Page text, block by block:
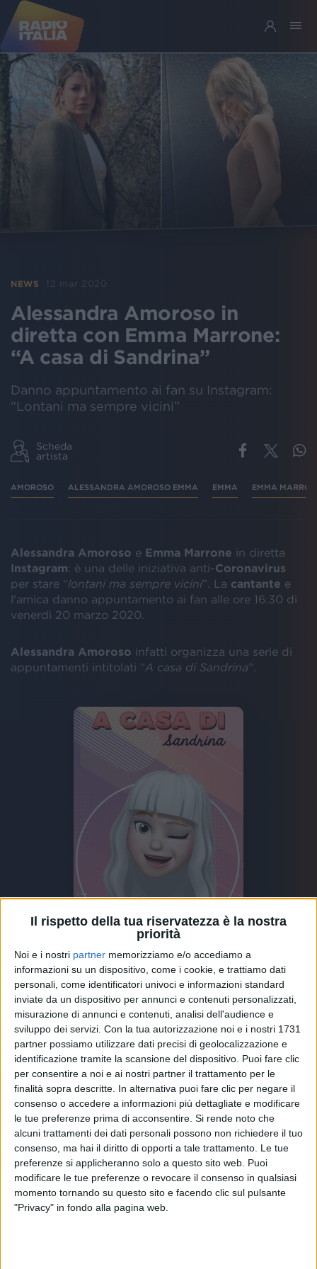
Il rispetto della tua riservatezza è la nostra
priorità
Noi e i nostri partner memorizziamo e/o accediamo a
informazioni su un dispositivo, come i cookie, e trattiamo dati
personali, come identificatori univoci e informazioni standard
inviate da un dispositivo per annunci e contenuti personalizzati,
misurazione di annunci e contenuti, analisi dell'audience e
sviluppo dei servizi. Con la tua autorizzazione noi e i nostri 1731
partner possiamo utilizzare dati precisi di geolocalizzazione e
identificazione tramite la scansione del dispositivo. Puoi fare clic
per consentire a noi e ai nostri partner il trattamento per le
finalità sopra descritte. In alternativa puoi fare clic per negare il
consenso o accedere a informazioni più dettagliate e modificare
le tue preferenze prima di acconsentire. Si rende noto che
alcuni trattamenti dei dati personali possono non richiedere il tuo
consenso, ma hai il diritto di opporti a tale trattamento. Le tue
preferenze si applicheranno solo a questo sito web. Puoi
modificare le tue preferenze o revocare il consenso in qualsiasi
momento tornando su questo sito e facendo clic sul pulsante
"Privacy" in fondo alla pagina web.
NEWS 12 mar 2020
Alessandra Amoroso in
diretta con Emma Marrone:
“A casa di Sandrina”
Danno appuntamento ai fan su Instagram:
“Lontani ma sempre vicini”
Scheda
artista
AMOROSO ALESSANDRA AMOROSO EMMA EMMA EMMA
Alessandra Amoroso e Emma Marrone in diretta
Instagram: è una delle iniziativa anti-Coronavirus
per stare “lontani ma sempre vicini”. La cantante e
l'amica danno appuntamento ai fan alle ore 16:30 di
venerdì 20 marzo 2020.
Alessandra Amoroso infatti organizza una serie di
appuntamenti intitolati “A casa di Sandrina”.
Alessandra AmorosoeEmma Marrone, entrambe
emerse da Amici di Maria De Filippi, sono molto
amiche e hanno deciso quindi di condividere una
direttaInstagramcon i loro fan il 20 marzo.
Naturalmente non è l'unica iniziativa contro il
Coronavirus.Alessandra Amoroso, ad esempio, ha
dichiarato: “È nota a tutti la delicatissima emergenza
sanitaria che il nostro Paese sta affrontando nelle
ultime due settimane. Anche il Sud Italia si sta
attrezzando al massimo per poter contenere
l’emergenza e per poter garantire ai cittadini il
miglior servizio possibile ”.